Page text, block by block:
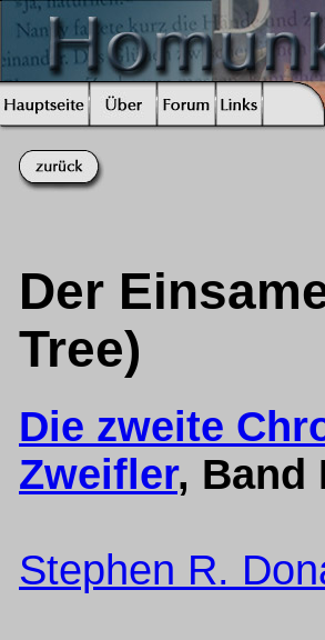
Der
Tree)
Die zweite
Zweifler, Band
Stephen R.